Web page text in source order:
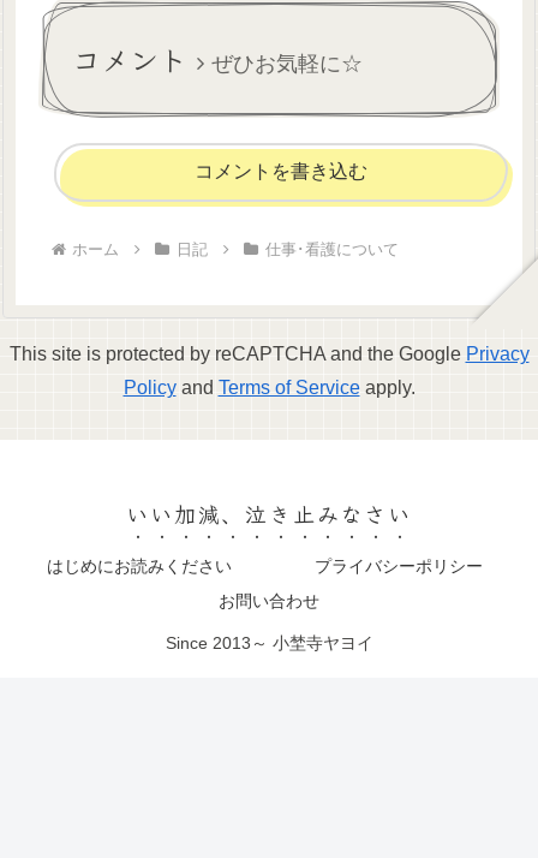
にしては上出来だー！やれば
できる看護師、略してYDKだ
っ！...
実習、疲れるし覚えることい
コメント ぜひお気軽に☆
コメントを書き込む
ホーム 日記 仕事･看護について
This site is protected by reCAPTCHA and the Google Privacy
Policyand Terms of Serviceapply.
いい加減、泣き止みなさい
はじめにお読みください
プライバシーポリシー
お問い合わせ
Since 2013～ 小埜寺ヤヨイ